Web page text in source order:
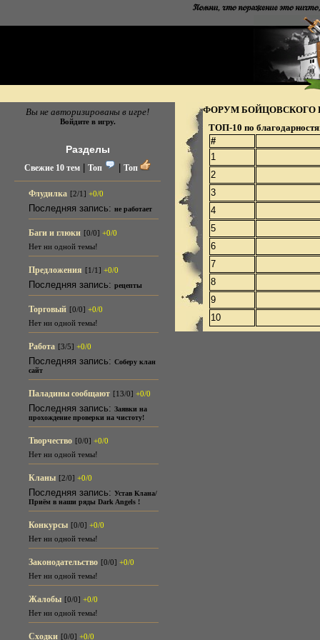
Вы не авторизированы в игре!
Войдите в игру.
Разделы
Свежие 10 тем| Топ Топ
Флудилка [2/1] +0/0
Последняя запись: не работает
Баги и глюки [0/0] +0/0
Нет ни одной темы!
Предложения [1/1] +0/0
Последняя запись: рецепты
Торговый [0/0] +0/0
Нет ни одной темы!
Работа [3/5] +0/0
Последняя запись: Соберу клан
сайт
Паладины сообщают [13/0] +0/0
Последняя запись: Заявки на
прохождение проверки на чистоту!
Творчество [0/0] +0/0
Нет ни одной темы!
Кланы [2/0] +0/0
Последняя запись: Устав Клана/
Приём в наши ряды Dark Angels !
Конкурсы [0/0] +0/0
Нет ни одной темы!
Законодательство [0/0] +0/0
Нет ни одной темы!
Жалобы [0/0] +0/0
Нет ни одной темы!
Сходки [0/0] +0/0
ФОРУМ БОЙЦОВСКОГО
ТОП-10 по
#
1
2
3
4
5
6
7
8
9
10